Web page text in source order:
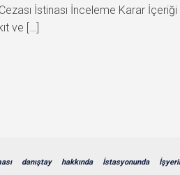
Cezası İstinası İnceleme Karar
ve […]
danıştay hakkında İstasyonunda